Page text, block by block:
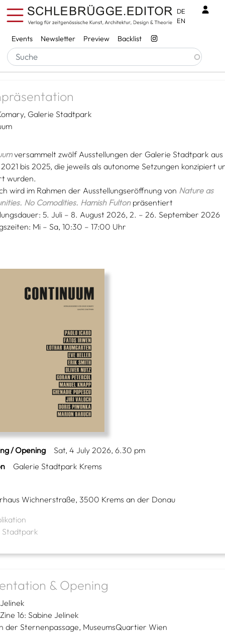
Skip to main content
Services
Events Newsletter Preview Backlist
DE
EN
Breadcrumb
Startseite Events Past Events
Galerie Stadtpark
versammelt zwölf Ausstellungen der Galerie Stadtpark aus
bis 2025, die jeweils als autonome Setzungen konzipiert
wurden.
wird im Rahmen der Ausstellungseröffnung von Nature as
No Comodities. Hamish Fultonpräsentiert
5. Juli – 8. August 2026, 2. – 26. September 2026
Mi – Sa, 10:30 – 17:00 Uhr
/ Opening
Sat, 4 July 2026, 6.30 pm
Galerie Stadtpark Krems
Wichnerstraße, 3500 Krems an der Donau
Stadtpark
& Opening
16: Sabine Jelinek
der Sternenpassage, MuseumsQuartier Wien